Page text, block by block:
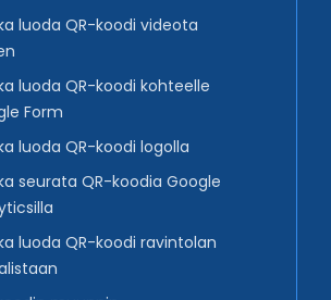
luoda QR-koodi videota
luoda QR-koodi kohteelle
Form
luoda QR-koodi logolla
seurata QR-koodia Google
luoda QR-koodi ravintolan